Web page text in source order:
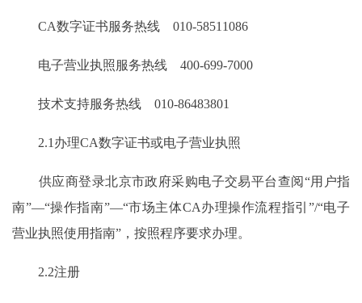
CA数字证书服务热线 010-58511086
电子营业执照服务热线 400-699-7000
技术支持服务热线 010-86483801
2.1办理CA数字证书或电子营业执照
供应商登录北京市政府采购电子交易平台查阅“用户指
南”—“操作指南”—“市场主体CA办理操作流程指引”/“电子
营业执照使用指南”，按照程序要求办理。
2.2注册